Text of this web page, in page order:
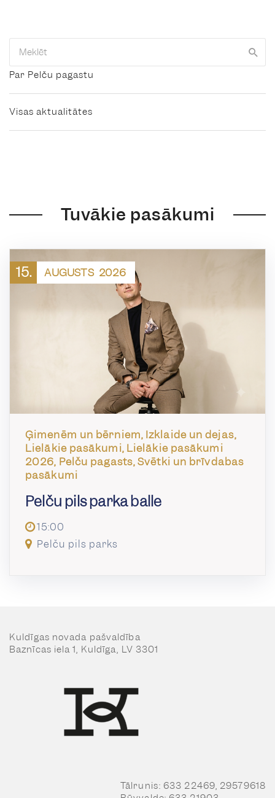
Par Pelču pagastu
Visas aktualitātes
Tuvākie pasākumi
15. AUGUSTS 2026
Ģimenēm un bērniem, Izklaide un dejas,
Lielākie pasākumi, Lielākie pasākumi
2026, Pelču pagasts, Svētki un brīvdabas
pasākumi
Pelču pils parka balle
15:00
Pelču pils parks
Kuldīgas novada pašvaldība
Baznīcas iela 1, Kuldīga, LV 3301
Tālrunis: 633 22469, 29579618